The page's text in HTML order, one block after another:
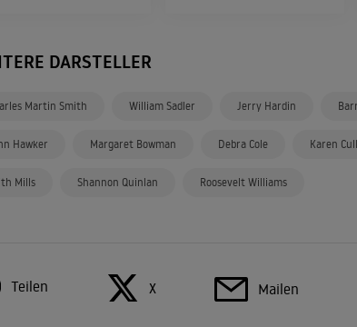
DARSTELLER
Martin Smith William Sadler Jerry Hardin
Hawker Margaret Bowman Debra Cole Karen
Mills Shannon Quinlan Roosevelt Williams
Teilen X Mailen